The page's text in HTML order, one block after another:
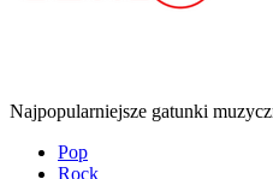
Najpopularniejsze gatunki
Pop
Rock